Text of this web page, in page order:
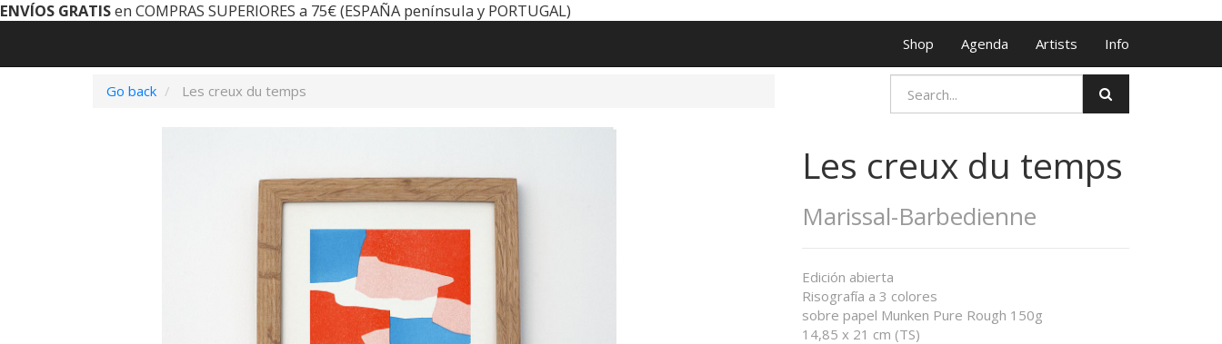
ENVÍOS GRATISen COMPRAS SUPERIORES a 75€ (ESPAÑA península y PORTUGAL)
Shop Agenda Artists Info
Go back Les creux du temps
Les creux du temps
Marissal-Barbedienne
Edición abierta
Risografía a 3 colores
sobre papel Munken Pure Rough 150g
14,85 x 21 cm (TS)